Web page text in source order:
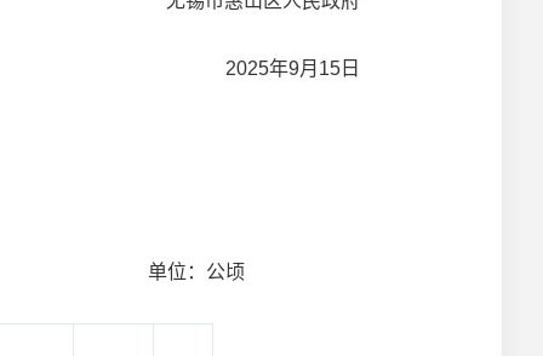
2025年9月15日
块 单位：公顷